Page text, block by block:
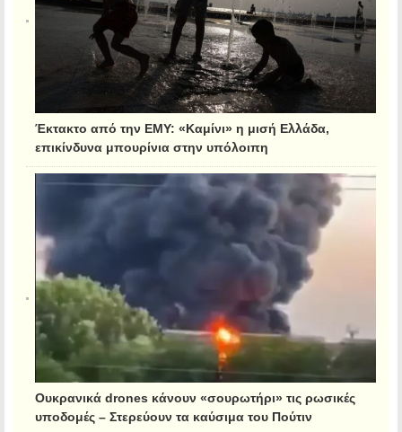
Έκτακτο από την ΕΜΥ: «Καμίνι» η μισή Ελλάδα,
επικίνδυνα μπουρίνια στην υπόλοιπη
Ουκρανικά drones κάνουν «σουρωτήρι» τις ρωσικές
υποδομές – Στερεύουν τα καύσιμα του Πούτιν